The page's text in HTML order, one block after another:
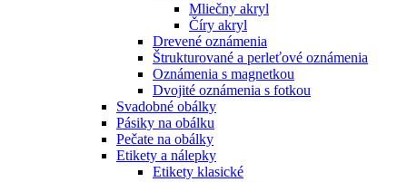
Mliečny akryl
Číry akryl
Drevené oznámenia
Štrukturované a perleťové oznámenia
Oznámenia s magnetkou
Dvojité oznámenia s fotkou
Svadobné obálky
Pásiky na obálku
Pečate na obálky
Etikety a nálepky
Etikety klasické